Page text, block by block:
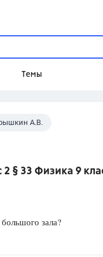
Темы
Домашнее задание
Школа
А.В.
2 § 33 Физика 9
зала?